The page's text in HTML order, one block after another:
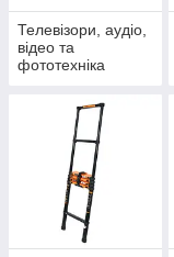
Телевізори, аудіо,
відео та
фототехніка